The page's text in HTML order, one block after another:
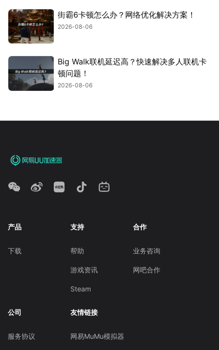
街霸6卡顿怎么办？网络优化解决方案！
2026-08-06
Big Walk联机延迟高？快速解决多人联机卡
顿问题！
2026-08-06
产品
下载
支持
帮助
游戏资讯
Steam
合作
业务咨询
网吧合作
公司
服务协议
友情链接
网易MuMu模拟器